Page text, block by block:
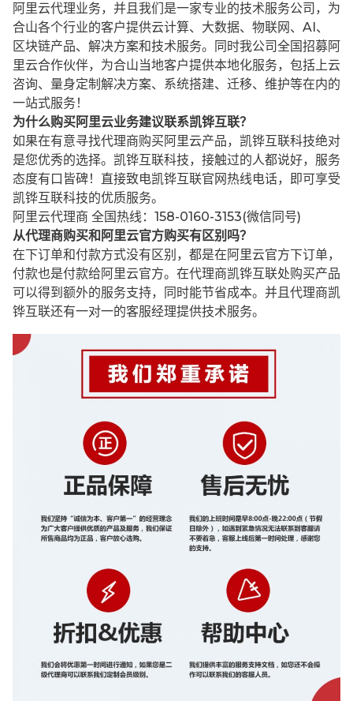
阿里云代理业务，并且我们是一家专业的技术服务公司，为
合山各个行业的客户提供云计算、大数据、物联网、AI、
区块链产品、解决方案和技术服务。同时我公司全国招募阿
里云合作伙伴，为合山当地客户提供本地化服务，包括上云
咨询、量身定制解决方案、系统搭建、迁移、维护等在内的
一站式服务！
为什么购买阿里云业务建议联系凯铧互联？
如果在有意寻找代理商购买阿里云产品，凯铧互联科技绝对
是您优秀的选择。凯铧互联科技，接触过的人都说好，服务
态度有口皆碑！直接致电凯铧互联官网热线电话，即可享受
凯铧互联科技的优质服务。
阿里云代理商 全国热线：158-0160-3153(微信同号)
从代理商购买和阿里云官方购买有区别吗？
在下订单和付款方式没有区别，都是在阿里云官方下订单，
付款也是付款给阿里云官方。在代理商凯铧互联处购买产品
可以得到额外的服务支持，同时能节省成本。并且代理商凯
铧互联还有一对一的客服经理提供技术服务。